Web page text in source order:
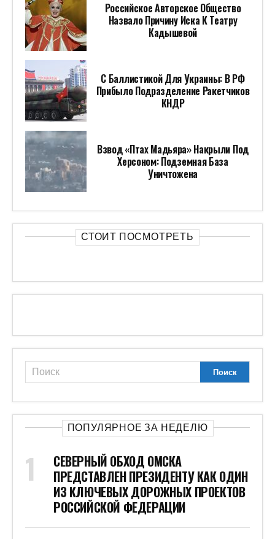
Российское Авторское Общество
Назвало Причину Иска К Театру
Кадышевой
С Баллистикой Для Украины: В РФ
Прибыло Подразделение Ракетчиков
КНДР
Взвод «Птах Мадьяра» Накрыли Под
Херсоном: Подземная База
Уничтожена
СТОИТ ПОСМОТРЕТЬ
ПОПУЛЯРНОЕ ЗА НЕДЕЛЮ
СЕВЕРНЫЙ ОБХОД ОМСКА
ПРЕДСТАВЛЕН ПРЕЗИДЕНТУ КАК ОДИН
ИЗ КЛЮЧЕВЫХ ДОРОЖНЫХ ПРОЕКТОВ
РОССИЙСКОЙ ФЕДЕРАЦИИ